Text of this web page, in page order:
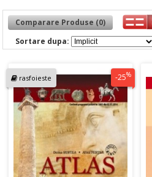
Comparare Produse (0)
Sortare dupa:
rasfoieste -25%